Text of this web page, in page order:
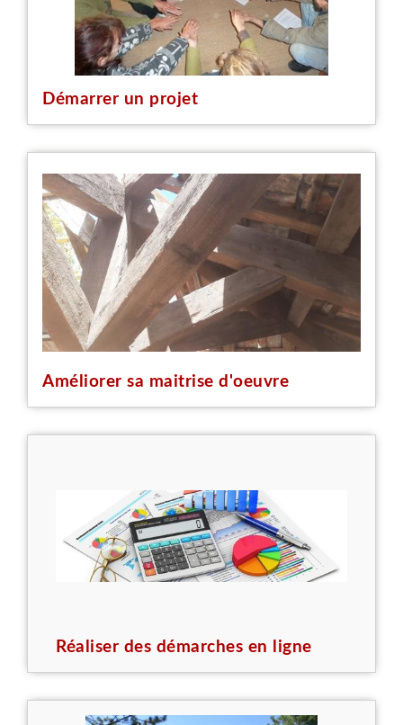
Démarrer un projet
Améliorer sa maitrise d'oeuvre
Réaliser des démarches en ligne